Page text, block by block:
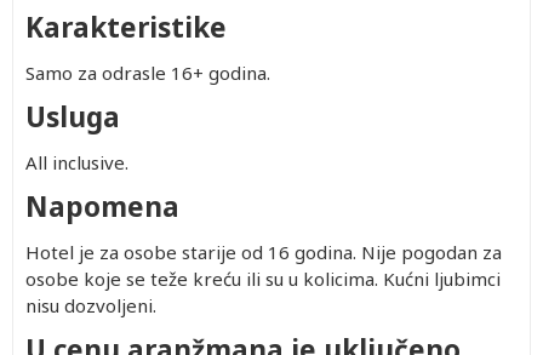
Karakteristike
Samo za odrasle 16+ godina.
Usluga
All inclusive.
Napomena
Hotel je za osobe starije od 16 godina. Nije pogodan za
osobe koje se teže kreću ili su u kolicima. Kućni ljubimci
nisu dozvoljeni.